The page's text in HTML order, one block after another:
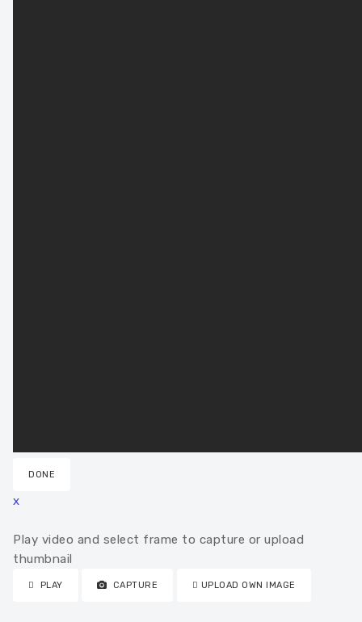
DONE
x
Play video and select frame to capture or upload
thumbnail
PLAY CAPTURE UPLOAD OWN IMAGE